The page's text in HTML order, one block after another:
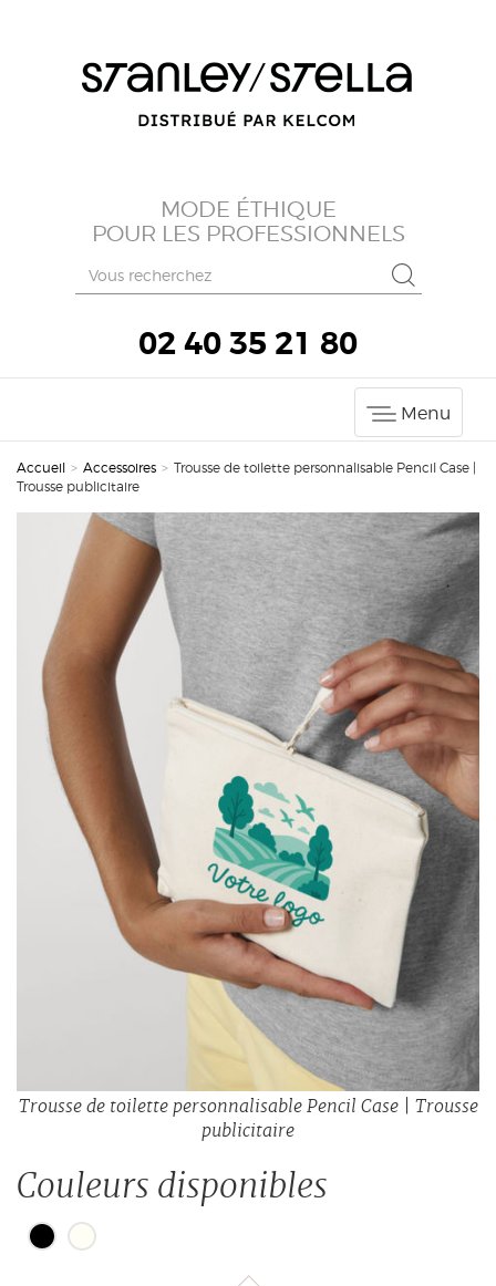
MODE ÉTHIQUE
POUR LES PROFESSIONNELS
02 40 35 21 80
Menu
Accueil > Accessoires > Trousse de toilette personnalisable Pencil Case |
Trousse publicitaire
Trousse de toilette personnalisable Pencil Case | Trousse
publicitaire
Couleurs disponibles